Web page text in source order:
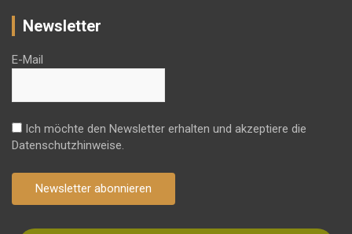
Newsletter
E-Mail
Ich möchte den Newsletter erhalten und akzeptiere die
Datenschutzhinweise.
Newsletter abonnieren